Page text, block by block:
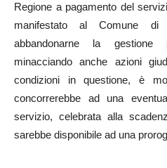
Regione a pagamento del
manifestato al Comune di
abbandonarne la gestione
minacciando anche azioni
condizioni in questione, è
concorrerebbe ad una
servizio, celebrata alla
sarebbe disponibile ad una